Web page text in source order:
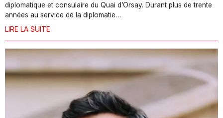
diplomatique et consulaire du Quai d’Orsay. Durant plus de trente
années au service de la diplomatie…
LIRE LA SUITE